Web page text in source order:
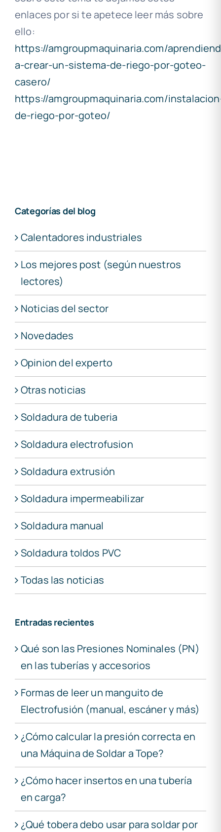
enlaces por si te apetece leer más sobre
ello:
https://amgroupmaquinaria.com/
a-crear-un-sistema-de-riego-por-goteo-
casero/
https://amgroupmaquinaria.com/
de-riego-por-goteo/
Categorías del blog
Calentadores industriales
Los mejores post (según nuestros
lectores)
Noticias del sector
Novedades
Opinion del experto
Otras noticias
Soldadura de tuberia
Soldadura electrofusion
Soldadura extrusión
Soldadura impermeabilizar
Soldadura manual
Soldadura toldos PVC
Todas las noticias
Entradas recientes
Qué son las Presiones Nominales (PN)
en las tuberías y accesorios
Formas de leer un manguito de
Electrofusión (manual, escáner y más)
¿Cómo calcular la presión correcta en
una Máquina de Soldar a Tope?
¿Cómo hacer insertos en una tubería
en carga?
¿Qué tobera debo usar para soldar por